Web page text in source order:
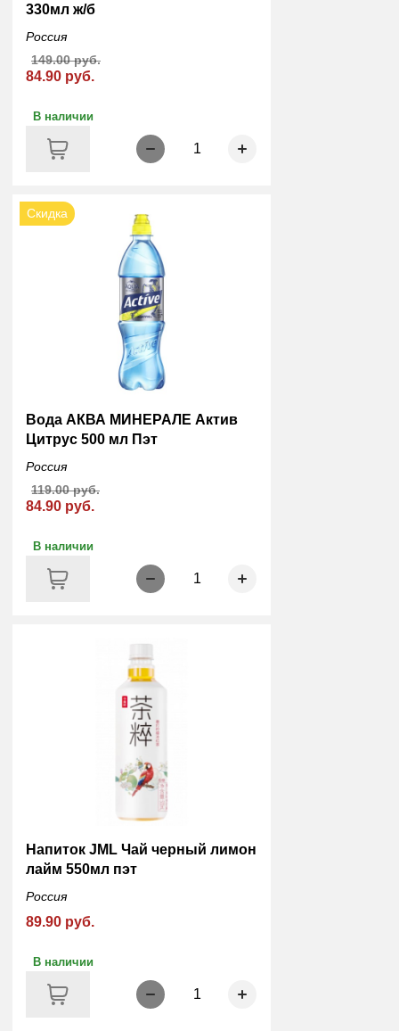
330мл ж/б
Россия
84.90 руб.
149.00 руб.
В наличии
1
Скидка
Вода АКВА МИНЕРАЛЕ Актив
Цитрус 500 мл Пэт
Россия
84.90 руб.
119.00 руб.
В наличии
1
Напиток JML Чай черный лимон
лайм 550мл пэт
Россия
89.90 руб.
В наличии
1